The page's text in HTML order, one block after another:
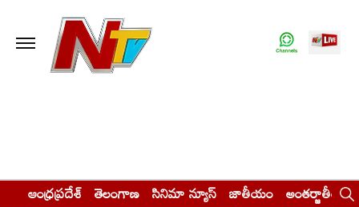
ఆంధ్రప్రదేశ్ తెలంగాణ సినిమా న్యూస్ జాతీయం అంతర్జాతీయం